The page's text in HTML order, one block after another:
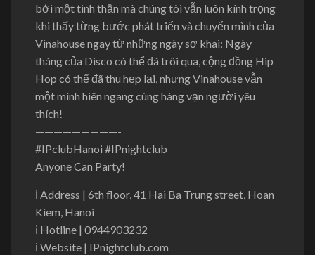
bởi một tinh thần mà chúng tôi vẫn luôn kính trọng
khi thấy từng bước phát triển và chuyển mình của
Vinahouse ngay từ những ngày sơ khai: Ngày
tháng của Disco có thể đã trôi qua, cộng đồng Hip
Hop có thể đã thu hẹp lại, nhưng Vinahouse vẫn
một mình hiên ngang cùng hàng vạn người yêu
thích!
—————————-
#IPclubHanoi #IPnightclub
Anyone Can Party!
ℹ Address | 6th floor, 41 Hai Ba Trung street, Hoan
Kiem, Hanoi
ℹ Hotline | 0944903232
ℹ Website | IPnightclub.com